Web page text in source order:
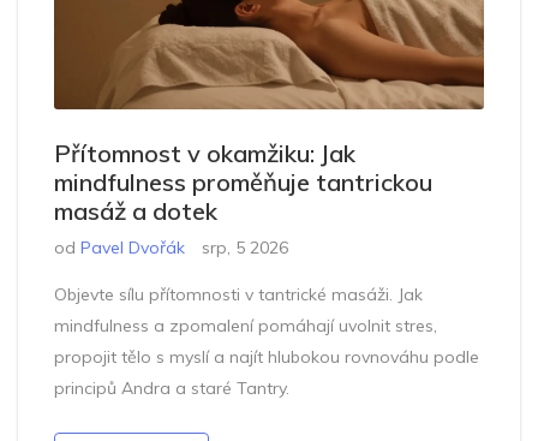
Přítomnost v okamžiku: Jak
mindfulness proměňuje tantrickou
masáž a dotek
od Pavel Dvořák srp, 5 2026
Objevte sílu přítomnosti v tantrické masáži. Jak
mindfulness a zpomalení pomáhají uvolnit stres,
propojit tělo s myslí a najít hlubokou rovnováhu podle
principů Andra a staré Tantry.